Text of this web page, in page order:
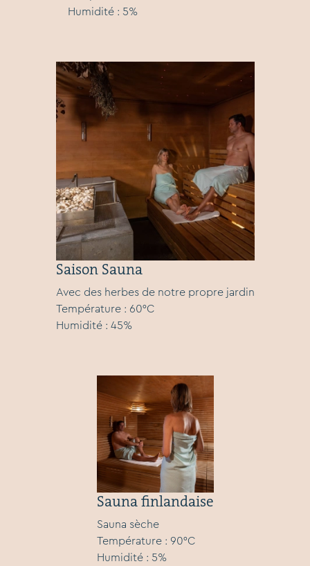
Humidité : 5%
Saison Sauna
Avec des herbes de notre propre jardin
Température : 60°C
Humidité : 45%
Sauna finlandaise
Sauna sèche
Température : 90°C
Humidité : 5%